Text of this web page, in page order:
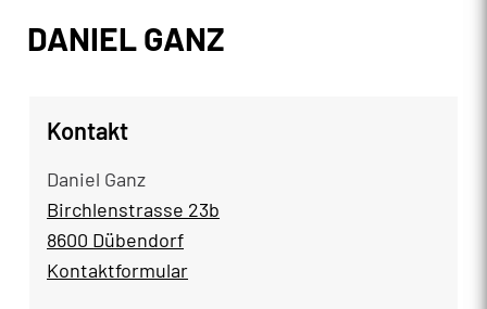
Inhalt
DANIEL GANZ
Kontakt
Daniel Ganz
Birchlenstrasse 23b
8600 Dübendorf
Kontaktformular